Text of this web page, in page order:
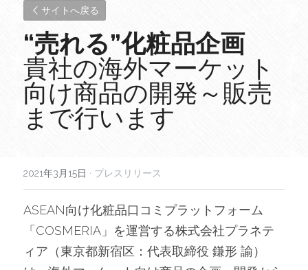
サイトへ戻る
“売れる”化粧品企画
貴社の海外マーケット
向け商品の開発～販売
まで行います
2021年3月15日 · プレスリリース
ASEAN向け化粧品口コミプラットフォーム
「COSMERIA」を運営する株式会社プラネテ
ィア（東京都新宿区：代表取締役 鎌形 諭）